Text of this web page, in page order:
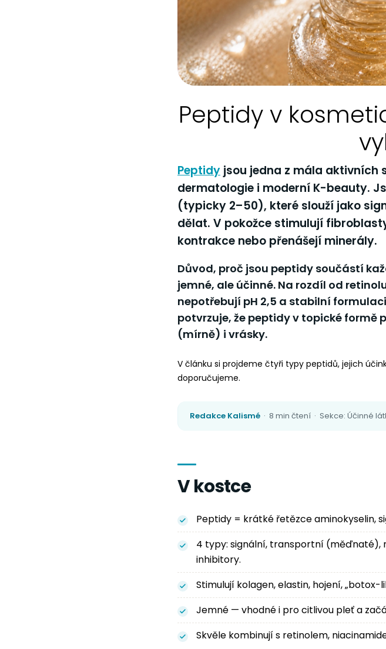
Peptidy v
Peptidy jsou jedna z mála aktivních
dermatologie i moderní K-beauty.
(typicky 2–50), které slouží jako
dělat. V pokožce stimulují
kontrakce nebo přenášejí minerály.
Důvod, proč jsou peptidy součástí
jemné, ale účinné. Na rozdíl od
nepotřebují pH 2,5 a stabilní
potvrzuje, že peptidy v topické formě
(mírně) i vrásky.
V článku si projdeme čtyři typy peptidů, jejich
doporučujeme.
Redakce Kalismé · 8 min čtení · Sekce: Účinné
V kostce
Peptidy = krátké řetězce aminokyselin,
4 typy: signální, transportní (měďnaté),
inhibitory.
Stimulují kolagen, elastin, hojení, „botox-
Jemné — vhodné i pro citlivou pleť a
Skvěle kombinují s retinolem,